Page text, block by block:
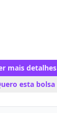
mais detalhes
esta bolsa